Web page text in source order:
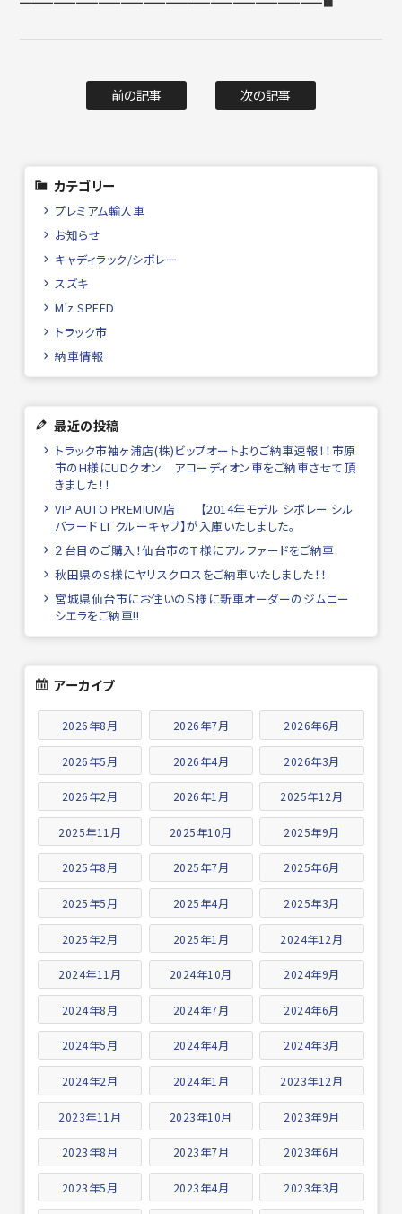
前の記事 次の記事
カテゴリー
プレミアム輸入車
お知らせ
キャディラック/シボレー
スズキ
M'z SPEED
トラック市
納車情報
最近の投稿
トラック市袖ヶ浦店(株)ビップオートよりご納車速報！！市原
市のH様にUDクオン アコーディオン車をご納車させて頂
きました！！
VIP AUTO PREMIUM店 【2014年モデル シボレー シル
バラード LT クルーキャブ】が入庫いたしました。
２台目のご購入！仙台市のＴ様にアルファードをご納車
秋田県のS様にヤリスクロスをご納車いたしました！！
宮城県仙台市にお住いのＳ様に新車オーダーのジムニー
シエラをご納車!!
アーカイブ
2026年8月 2026年7月 2026年6月
2026年5月 2026年4月 2026年3月
2026年2月 2026年1月 2025年12月
2025年11月 2025年10月 2025年9月
2025年8月 2025年7月 2025年6月
2025年5月 2025年4月 2025年3月
2025年2月 2025年1月 2024年12月
2024年11月 2024年10月 2024年9月
2024年8月 2024年7月 2024年6月
2024年5月 2024年4月 2024年3月
2024年2月 2024年1月 2023年12月
2023年11月 2023年10月 2023年9月
2023年8月 2023年7月 2023年6月
2023年5月 2023年4月 2023年3月